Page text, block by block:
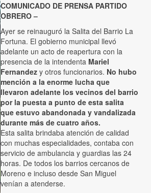
COMUNICADO DE PRENSA PARTIDO
OBRERO –
Ayer se reinauguró la Salita del Barrio La
Fortuna. El gobierno municipal llevó
adelante un acto de reapertura con la
presencia de la intendenta Mariel
Fernandez y otros funcionarios. No hubo
mención a la enorme lucha que
llevaron adelante los vecinos del barrio
por la puesta a punto de esta salita
que estuvo abandonada y vandalizada
durante más de cuatro años.
Esta salita brindaba atención de calidad
con muchas especialidades, contaba con
servicio de ambulancia y guardias las 24
horas. De todos los barrios cercanos de
Moreno e incluso desde San Miguel
venían a atenderse.